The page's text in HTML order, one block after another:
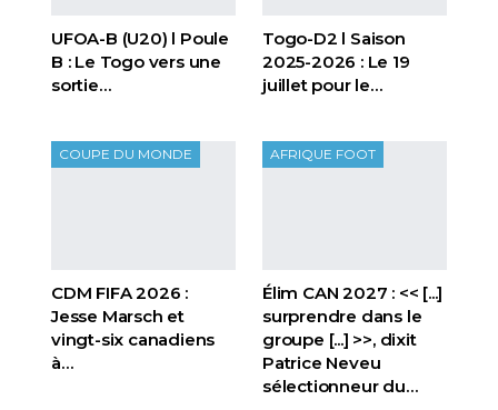
UFOA-B (U20) l Poule
B : Le Togo vers une
sortie…
Togo-D2 l Saison
2025-2026 : Le 19
juillet pour le…
COUPE DU MONDE
CDM FIFA 2026 :
Jesse Marsch et
vingt-six canadiens
à…
AFRIQUE FOOT
Élim CAN 2027 : << [...]
surprendre dans le
groupe [...] >>, dixit
Patrice Neveu
sélectionneur du…